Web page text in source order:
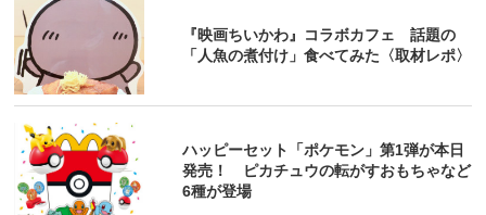
『映画ちいかわ』コラボカフェ 話題の
「人魚の煮付け」食べてみた〈取材レポ〉
ハッピーセット「ポケモン」第1弾が本日
発売！ ピカチュウの転がすおもちゃなど
6種が登場